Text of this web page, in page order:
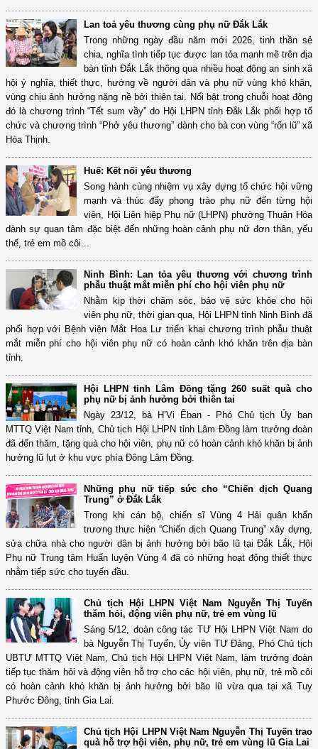
Lan toả yêu thương cùng phụ nữ Đắk Lắk
Trong những ngày đầu năm mới 2026, tinh thần sẻ
chia, nghĩa tình tiếp tục được lan tỏa mạnh mẽ trên địa
bàn tỉnh Đắk Lắk thông qua nhiều hoạt động an sinh xã
hội ý nghĩa, thiết thực, hướng về người dân và phụ nữ vùng khó khăn,
vùng chịu ảnh hưởng nặng nề bởi thiên tai. Nổi bật trong chuỗi hoạt động
đó là chương trình “Tết sum vầy” do Hội LHPN tỉnh Đắk Lắk phối hợp tổ
chức và chương trình “Phở yêu thương” dành cho bà con vùng “rốn lũ” xã
Hòa Thịnh.
Huế: Kết nối yêu thương
Song hành cùng nhiệm vụ xây dựng tổ chức hội vững
mạnh và thúc đẩy phong trào phụ nữ đến từng hội
viên, Hội Liên hiệp Phụ nữ (LHPN) phường Thuận Hóa
dành sự quan tâm đặc biệt đến những hoàn cảnh phụ nữ đơn thân, yếu
thế, trẻ em mồ côi...
Ninh Bình: Lan tỏa yêu thương với chương trình
phẫu thuật mắt miễn phí cho hội viên phụ nữ
Nhằm kịp thời chăm sóc, bảo vệ sức khỏe cho hội
viên phụ nữ, thời gian qua, Hội LHPN tỉnh Ninh Bình đã
phối hợp với Bệnh viện Mắt Hoa Lư triển khai chương trình phẫu thuật
mắt miễn phí cho hội viên phụ nữ có hoàn cảnh khó khăn trên địa bàn
tỉnh.
Hội LHPN tỉnh Lâm Đồng tặng 260 suất quà cho
phụ nữ bị ảnh hưởng bởi thiên tai
Ngày 23/12, bà H’Vi Êban - Phó Chủ tịch Ủy ban
MTTQ Việt Nam tỉnh, Chủ tịch Hội LHPN tỉnh Lâm Đồng làm trưởng đoàn
đã đến thăm, tặng quà cho hội viên, phụ nữ có hoàn cảnh khó khăn bị ảnh
hưởng lũ lụt ở khu vực phía Đông Lâm Đồng.
Những phụ nữ tiếp sức cho “Chiến dịch Quang
Trung” ở Đắk Lắk
Trong khi cán bộ, chiến sĩ Vùng 4 Hải quân khẩn
trương thực hiện “Chiến dịch Quang Trung” xây dựng,
sửa chữa nhà cho người dân bị ảnh hưởng bởi bão lũ tại Đắk Lắk, Hội
Phụ nữ Trung tâm Huấn luyện Vùng 4 đã có những hoạt động thiết thực
nhằm tiếp sức cho tuyến đầu.
Chủ tịch Hội LHPN Việt Nam Nguyễn Thị Tuyến
thăm hỏi, động viên phụ nữ, trẻ em vùng lũ
Sáng 5/12, đoàn công tác TƯ Hội LHPN Việt Nam do
bà Nguyễn Thị Tuyến, Ủy viên TƯ Đảng, Phó Chủ tịch
UBTƯ MTTQ Việt Nam, Chủ tịch Hội LHPN Việt Nam, làm trưởng đoàn
tiếp tục thăm hỏi và động viên hỗ trợ cho các hội viên, phụ nữ, trẻ mồ côi
có hoàn cảnh khó khăn bị ảnh hưởng bởi bão lũ vừa qua tại xã Tuy
Phước Đông, tỉnh Gia Lai.
Chủ tịch Hội LHPN Việt Nam Nguyễn Thị Tuyến trao
quà hỗ trợ hội viên, phụ nữ, trẻ em vùng lũ Gia Lai